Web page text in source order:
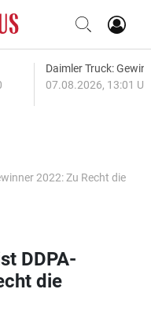
Daimler Truck:
07.08.2026, 13:01
2022: Zu Recht die
DDPA-
die